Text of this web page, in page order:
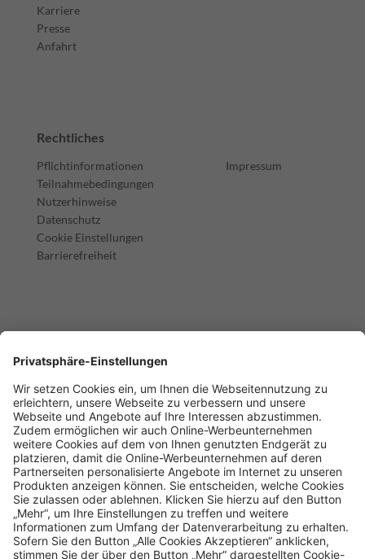
Karriere
Presse
Anfahrt
Rechtliches
Pflichtinformationen
Teilnahmebedingungen
Nutzerhinweise
Datenschutz
Cookie Einstellungen
Barrierefreiheit
Impressum